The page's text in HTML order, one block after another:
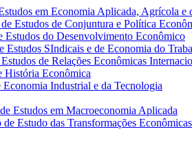
em Economia Aplicada, Agrícola e
Estudos de Conjuntura e Política
Estudos do Desenvolvimento Econômico
Estudos SIndicais e de Economia do
de Relações Econômicas
Econômica
Industrial e da Tecnologia
Estudos em Macroeconomia Aplicada
Estudo das Transformações